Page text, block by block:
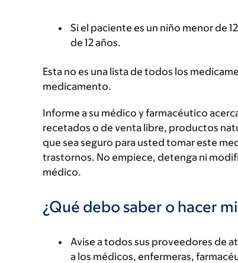
Si el paciente es un niño menor de
de 12 años.
Esta no es una lista de todos los
medicamento.
Informe a su médico y farmacéutico
recetados o de venta libre, productos
que sea seguro para usted tomar este
trastornos. No empiece, detenga ni
médico.
¿Qué debo saber o hacer
Avise a todos sus proveedores de
a los médicos, enfermeras,